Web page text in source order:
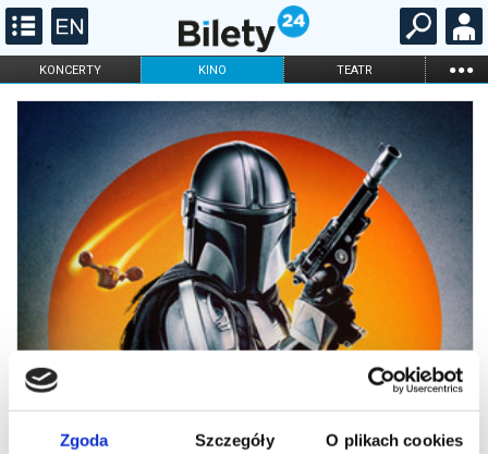
Zgoda Szczegóły O plikach cookies
KONCERTY KINO TEATR ...
FILHARMONIA OPERA I BALET
STAND-UP
ONLINE KARNETY